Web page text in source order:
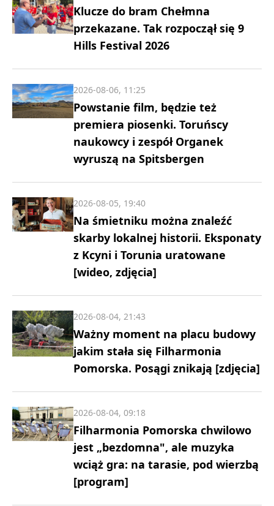
Klucze do bram Chełmna
przekazane. Tak rozpoczął się 9
Hills Festival 2026
Powstanie film, będzie też
premiera piosenki. Toruńscy
naukowcy i zespół Organek
wyruszą na Spitsbergen
2026-08-06, 11:25
Na śmietniku można znaleźć
skarby lokalnej historii. Eksponaty
z Kcyni i Torunia uratowane
[wideo, zdjęcia]
2026-08-05, 19:40
Ważny moment na placu budowy
jakim stała się Filharmonia
Pomorska. Posągi znikają [zdjęcia]
2026-08-04, 21:43
Filharmonia Pomorska chwilowo
jest „bezdomna", ale muzyka
wciąż gra: na tarasie, pod wierzbą
[program]
2026-08-04, 09:18